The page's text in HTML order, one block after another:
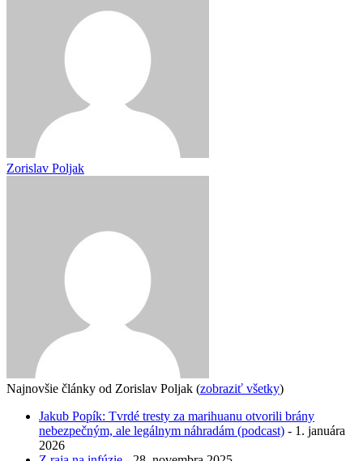
Zorislav Poljak
Najnovšie články od Zorislav Poljak (zobraziť všetky)
Jakub Popík: Tvrdé tresty za marihuanu otvorili brány
nebezpečným, ale legálnym náhradám (podcast) - 1. januára
2026